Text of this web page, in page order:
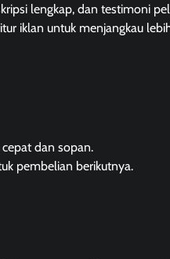
lengkap, dan testimoni
iklan untuk menjangkau
dan sopan.
pembelian berikutnya.